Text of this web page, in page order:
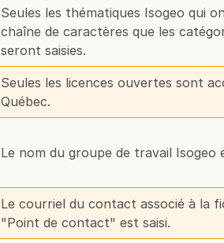
Seules les thématiques Isogeo qui
chaîne de caractères que les
seront saisies.
Seules les licences ouvertes sont
Québec.
Le nom du groupe de travail Isogeo
Le courriel du contact associé à la
"Point de contact" est saisi.